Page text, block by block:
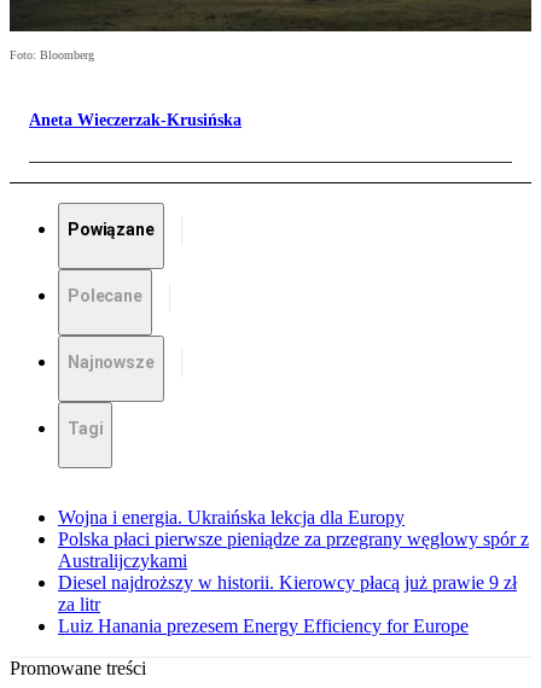
Foto: Bloomberg
Aneta Wieczerzak-Krusińska
Powiązane
Polecane
Najnowsze
Tagi
Wojna i energia. Ukraińska lekcja dla Europy
Polska płaci pierwsze pieniądze za przegrany węglowy spór z
Australijczykami
Diesel najdroższy w historii. Kierowcy płacą już prawie 9 zł
za litr
Luiz Hanania prezesem Energy Efficiency for Europe
Promowane treści